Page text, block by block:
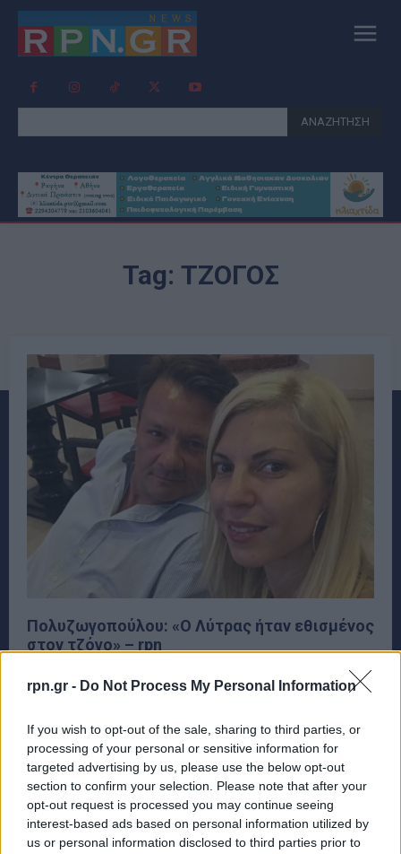
rpn.gr - Do Not Process My Personal Information
If you wish to opt-out of the sale, sharing to third parties, or
processing of your personal or sensitive information for
targeted advertising by us, please use the below opt-out
section to confirm your selection. Please note that after your
opt-out request is processed you may continue seeing
interest-based ads based on personal information utilized by
us or personal information disclosed to third parties prior to
ΑΝΑΖΗΤΗΣΗ
Tag: ΤΖΟΓΟΣ
Πολυζωγοπούλου: «Ο Λύτρας ήταν εθισμένος
στον τζόγο» – rpn
γνωστό ποινικολόγο Απόστολο Λύτρα, την Τετάρτη, 17
Ιουλίου 2024 η...